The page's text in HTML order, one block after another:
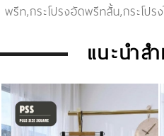
พรีท,กระโปรงอัดพรีทสั้น,กระโปร
แนะนำ